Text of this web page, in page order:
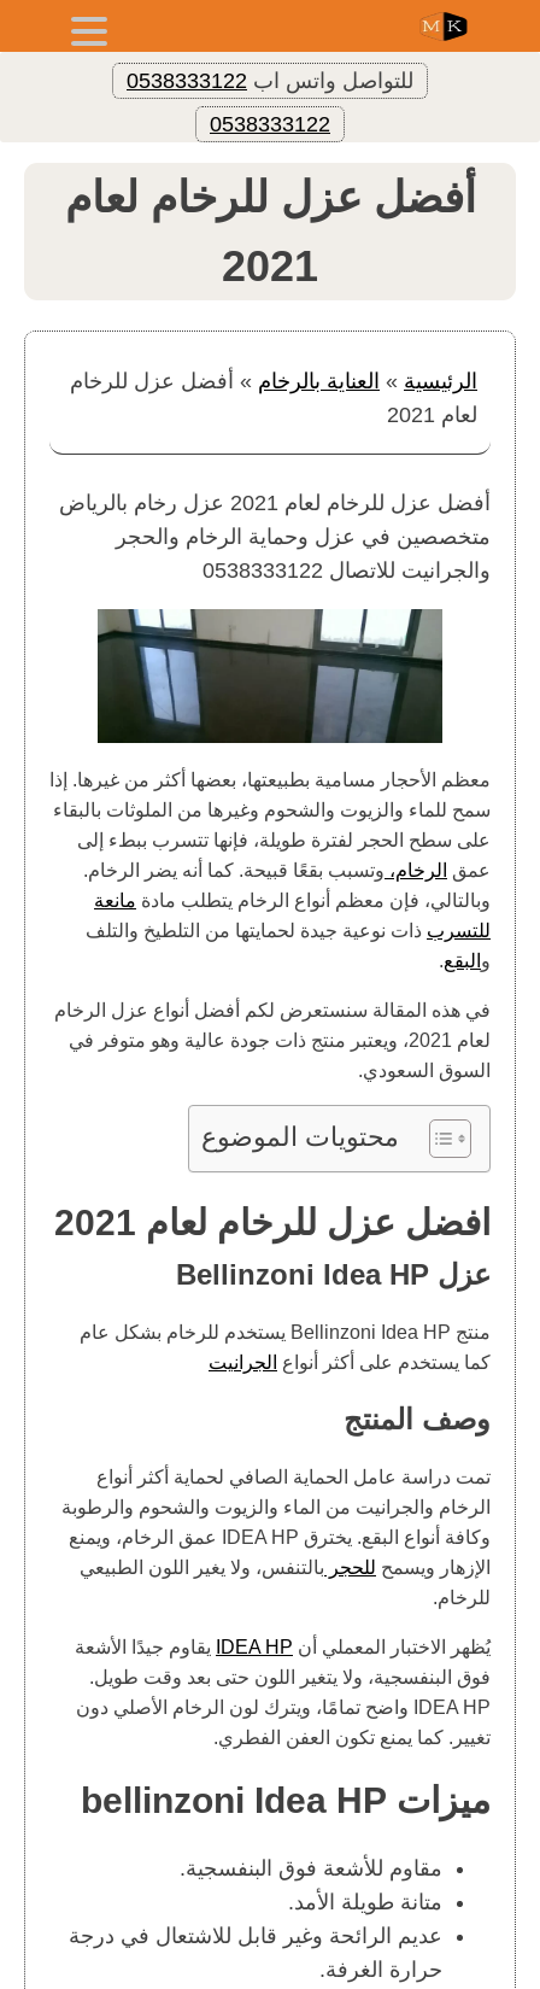
للتواصل واتس اب 0538333122
0538333122
أفضل عزل للرخام لعام
2021
الرئيسية » العناية بالرخام » أفضل عزل للرخام
لعام 2021
أفضل عزل للرخام لعام 2021 عزل رخام بالرياض
متخصصين في عزل وحماية الرخام والحجر
والجرانيت للاتصال 0538333122
معظم الأحجار مسامية بطبيعتها، بعضها أكثر من غيرها. إذا
سمح للماء والزيوت والشحوم وغيرها من الملوثات بالبقاء
على سطح الحجر لفترة طويلة، فإنها تتسرب ببطء إلى
عمق الرخام، وتسبب بقعًا قبيحة. كما أنه يضر الرخام.
وبالتالي، فإن معظم أنواع الرخام يتطلب مادة مانعة
للتسرب ذات نوعية جيدة لحمايتها من التلطيخ والتلف
و البقع.
في هذه المقالة سنستعرض لكم أفضل أنواع عزل الرخام
لعام 2021، ويعتبر منتج ذات جودة عالية وهو متوفر في
السوق السعودي.
محتويات الموضوع
افضل عزل للرخام لعام 2021
عزل Bellinzoni Idea HP
منتج Bellinzoni Idea HP يستخدم للرخام بشكل عام
كما يستخدم على أكثر أنواع الجرانيت
وصف المنتج
تمت دراسة عامل الحماية الصافي لحماية أكثر أنواع
الرخام والجرانيت من الماء والزيوت والشحوم والرطوبة
وكافة أنواع البقع. يخترق IDEA HP عمق الرخام، ويمنع
الإزهار ويسمح للحجر بالتنفس، ولا يغير اللون الطبيعي
للرخام.
يُظهر الاختبار المعملي أن IDEA HP
يقاوم جيدًا الأشعة
فوق البنفسجية، ولا يتغير اللون حتى بعد وقت طويل.
IDEA HP واضح تمامًا، ويترك لون الرخام الأصلي دون
تغيير. كما يمنع تكون العفن الفطري.
ميزات bellinzoni Idea HP
مقاوم للأشعة فوق البنفسجية.
متانة طويلة الأمد.
عديم الرائحة وغير قابل للاشتعال في درجة
حرارة الغرفة.